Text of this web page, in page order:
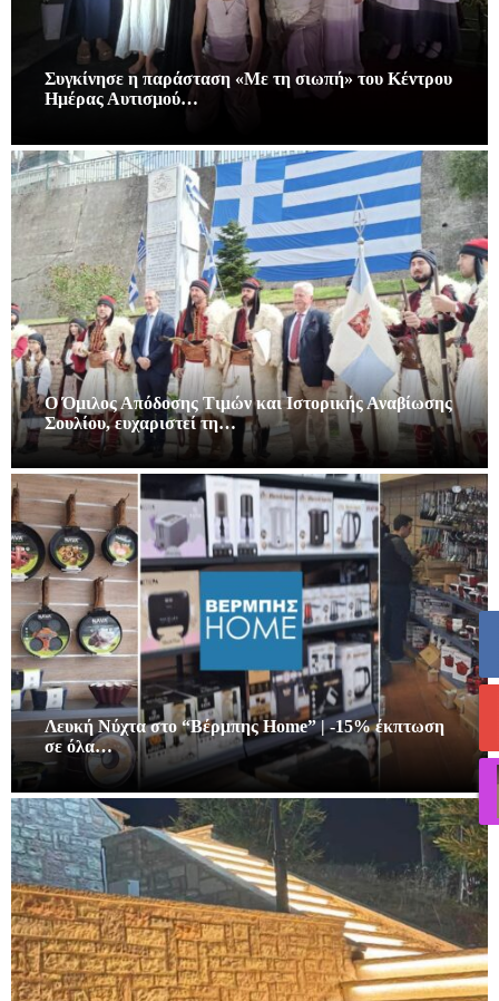
Συγκίνησε η παράσταση «Με τη σιωπή» του Κέντρου
Ημέρας Αυτισμού…
Ο Όμιλος Απόδοσης Τιμών και Ιστορικής Αναβίωσης
Σουλίου, ευχαριστεί τη…
Λευκή Νύχτα στο “Βέρμπης Home” | -15% έκπτωση
σε όλα…